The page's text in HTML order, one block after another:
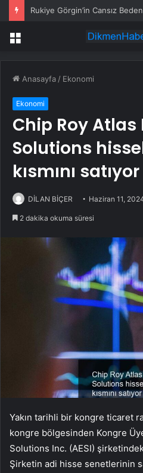
Rukiye Görgin’in Cansız
Menü
Anasayfa / Ekonomi
Ekonomi
Chip Roy Atlas
Solutions
kısmını satıyor
DİLAN BİÇER Haziran 11,
2 dakika okuma süresi
Yakın tarihli bir kongre ticaret
kongre bölgesinden Kongre
Solutions Inc. (AESI)
Şirketin adi hisse senetlerinin